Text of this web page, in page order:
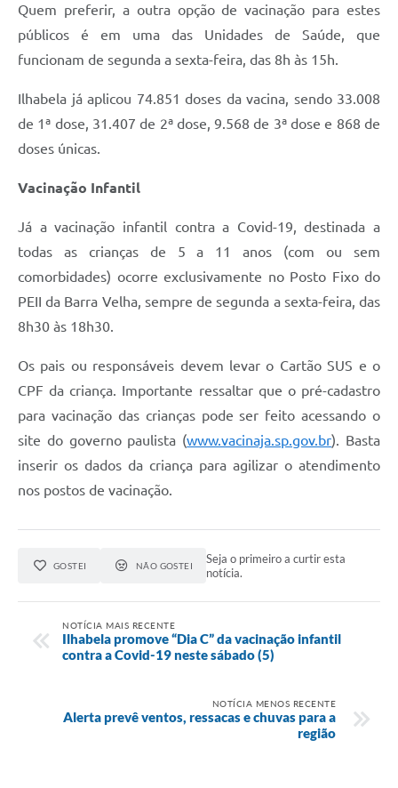
Quem preferir, a outra opção de vacinação para estes
públicos é em uma das Unidades de Saúde, que
funcionam de segunda a sexta-feira, das 8h às 15h.
Ilhabela já aplicou 74.851 doses da vacina, sendo 33.008
de 1ª dose, 31.407 de 2ª dose, 9.568 de 3ª dose e 868 de
doses únicas.
Vacinação Infantil
Já a vacinação infantil contra a Covid-19, destinada a
todas as crianças de 5 a 11 anos (com ou sem
comorbidades) ocorre exclusivamente no Posto Fixo do
PEII da Barra Velha, sempre de segunda a sexta-feira, das
8h30 às 18h30.
Os pais ou responsáveis devem levar o Cartão SUS e o
CPF da criança. Importante ressaltar que o pré-cadastro
para vacinação das crianças pode ser feito acessando o
site do governo paulista (www.vacinaja.sp.gov.br). Basta
inserir os dados da criança para agilizar o atendimento
nos postos de vacinação.
GOSTEI NÃO GOSTEI
Seja o primeiro a curtir esta
notícia.
NOTÍCIA MAIS RECENTE
Ilhabela promove “Dia C” da vacinação infantil
contra a Covid-19 neste sábado (5)
NOTÍCIA MENOS RECENTE
Alerta prevê ventos, ressacas e chuvas para a
região